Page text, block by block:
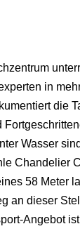
in
die
Wasser
Chandelier
58 Meter
an dieser
Angebot